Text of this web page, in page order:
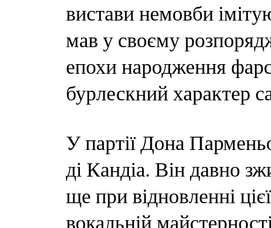
вистави немовби
мав у своєму
епохи народження
бурлескний характер
У партії Дона
ді Кандіа. Він давно
ще при відновленні
вокальній